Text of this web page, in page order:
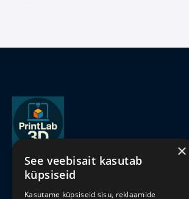
Meie lehed
×
See veebisait kasutab
küpsiseid
Kasutame küpsiseid sisu, reklaamide